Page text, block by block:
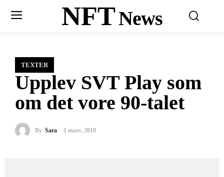
NFTNews
TEXTER
Upplev SVT Play som
om det vore 90-talet
By Sara 1 mars, 2019